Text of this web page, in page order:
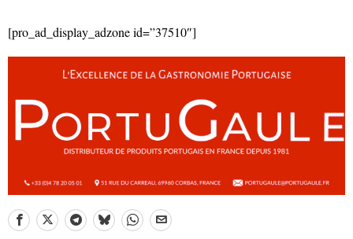
[pro_ad_display_adzone id=”37510″]